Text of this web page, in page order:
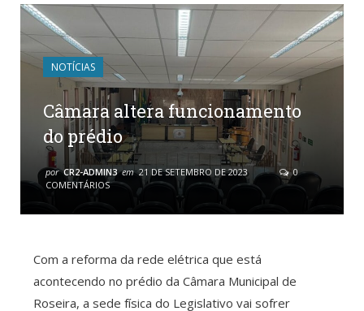
NOTÍCIAS
Câmara altera funcionamento
do prédio
por CR2-ADMIN3 em 21 DE SETEMBRO DE 2023
0
COMENTÁRIOS
Com a reforma da rede elétrica que está
acontecendo no prédio da Câmara Municipal de
Roseira, a sede física do Legislativo vai sofrer